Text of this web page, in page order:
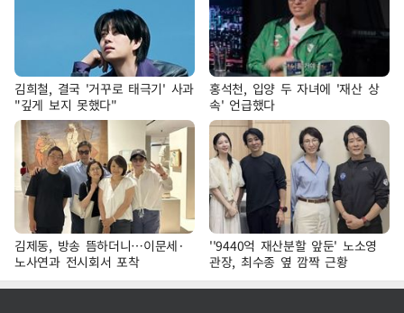
김희철, 결국 '거꾸로 태극기' 사과
"깊게 보지 못했다"
홍석천, 입양 두 자녀에 '재산 상
속' 언급했다
김제동, 방송 뜸하더니…이문세·
노사연과 전시회서 포착
''9440억 재산분할 앞둔' 노소영
관장, 최수종 옆 깜짝 근황